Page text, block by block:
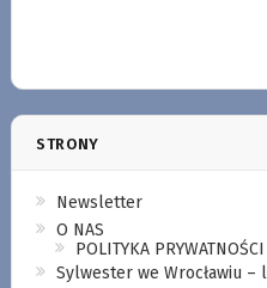
STRONY
Newsletter
O NAS
POLITYKA PRYWATNOŚCI
Sylwester we Wrocławiu